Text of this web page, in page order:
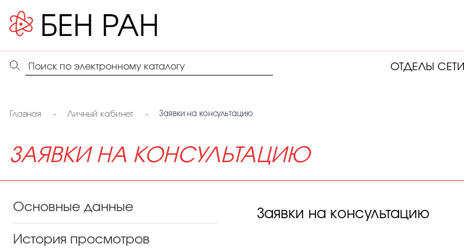
ОТДЕЛЫ СЕТИ
Главная Личный кабинет Заявки на консультацию
ЗАЯВКИ НА КОНСУЛЬТАЦИЮ
Основные данные
История просмотров
Заявки на консультацию